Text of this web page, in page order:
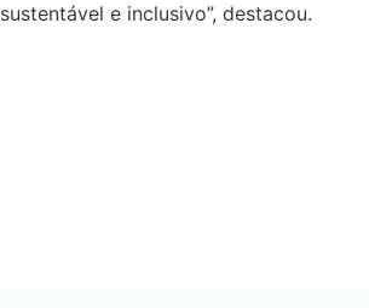
sustentável e inclusivo”, destacou.